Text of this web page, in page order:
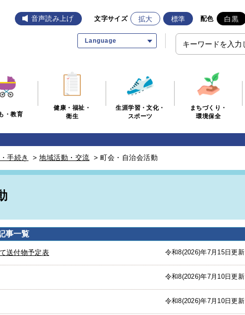
音声読み上げ 文字サイズ 拡大 標準 配色 白黒
Language
・教育
健康・福祉・
衛生
生涯学習・文化・
スポーツ
まちづくり・
環境保全
手続き > 地域活動・交流 > 町会・自治会活動
事一覧
送付物予定表 令和8(2026)年7月15日更新
令和8(2026)年7月10日更新
令和8(2026)年7月10日更新